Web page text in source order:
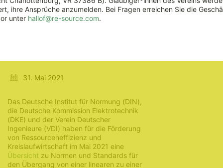
und
31. Mai 2021
Das Deutsche Institut für Normung (DIN),
die Deutsche Kommission Elektrotechnik
(DKE) und der Verein Deutscher
Ingenieure (VDI) haben für die Förderung
von Ressourceneffizienz und
Kreislaufwirtschaft im Mai 2021 eine
Übersicht zu Normen und Standards für
den Übergang von einer linearen zu einer
ihre Ansprüche anzumelden. Bei Fragen erreichen Sie die
unter hallof@re-source.com.